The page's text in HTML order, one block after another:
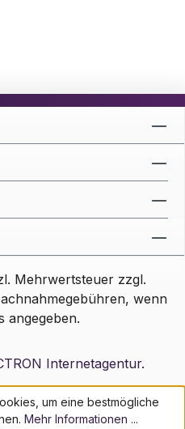
Mehrwertsteuer zzgl.
wenn
angegeben.
Internetagentur.
um eine bestmögliche
Mehr Informationen ...